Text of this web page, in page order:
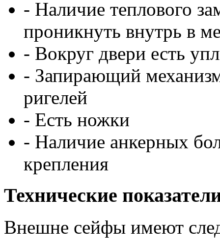
- Наличие теплового
проникнуть внутрь в
- Вокруг двери есть
- Запирающий
ригелей
- Есть ножки
- Наличие анкерных
крепления
Технические
Внешне сейфы имеют